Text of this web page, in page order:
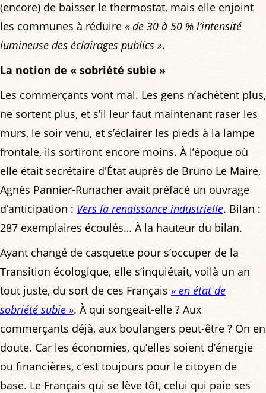
(encore) de baisser le thermostat, mais elle enjoint
les communes à réduire « de 30 à 50 % l’intensité
lumineuse des éclairages publics ».
La notion de « sobriété subie »
Les commerçants vont mal. Les gens n’achètent plus,
ne sortent plus, et s’il leur faut maintenant raser les
murs, le soir venu, et s’éclairer les pieds à la lampe
frontale, ils sortiront encore moins. À l’époque où
elle était secrétaire d'État auprès de Bruno Le Maire,
Agnès Pannier-Runacher avait préfacé un ouvrage
d’anticipation : Vers la renaissance industrielle. Bilan :
287 exemplaires écoulés… À la hauteur du bilan.
Ayant changé de casquette pour s’occuper de la
Transition écologique, elle s’inquiétait, voilà un an
tout juste, du sort de ces Français « en état de
sobriété subie ». À qui songeait-elle ? Aux
commerçants déjà, aux boulangers peut-être ? On en
doute. Car les économies, qu’elles soient d’énergie
ou financières, c’est toujours pour le citoyen de
base. Le Français qui se lève tôt, celui qui paie ses